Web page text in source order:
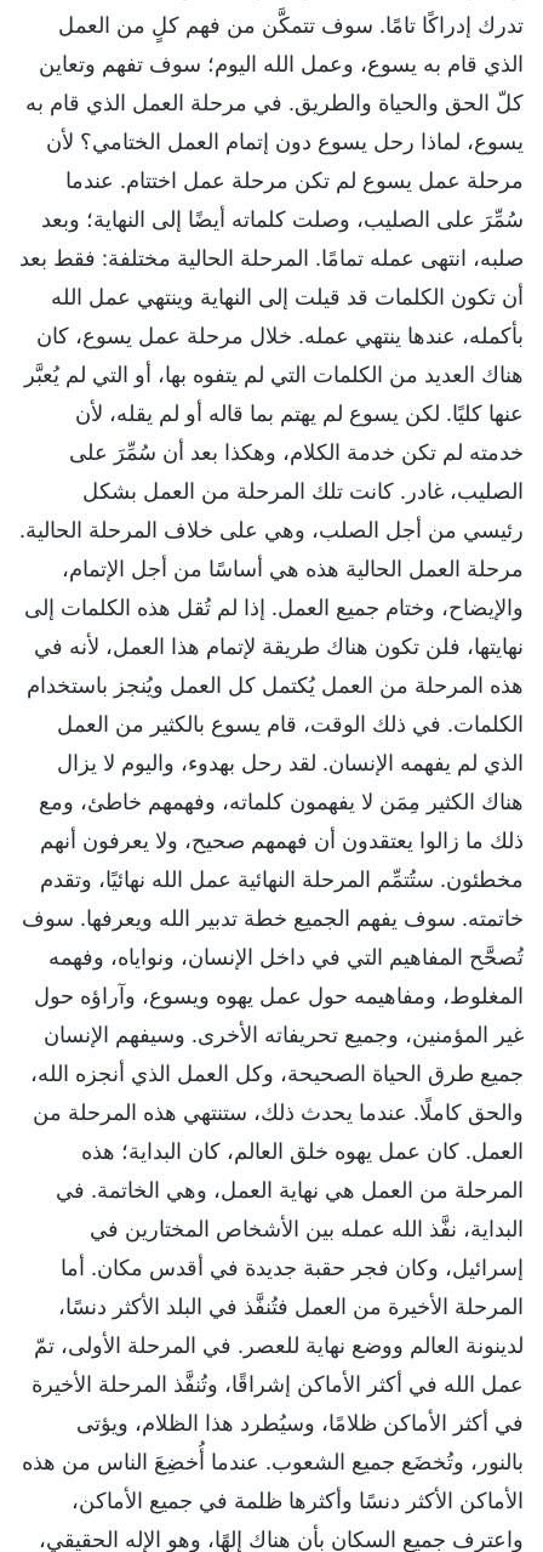
تدرك إدراكًا تامًا. سوف تتمكَّن من فهم كلٍ من العمل
الذي قام به يسوع، وعمل الله اليوم؛ سوف تفهم وتعاين
كلّ الحق والحياة والطريق. في مرحلة العمل الذي قام به
يسوع، لماذا رحل يسوع دون إتمام العمل الختامي؟ لأن
مرحلة عمل يسوع لم تكن مرحلة عمل اختتام. عندما
سُمِّرَ على الصليب، وصلت كلماته أيضًا إلى النهاية؛ وبعد
صلبه، انتهى عمله تمامًا. المرحلة الحالية مختلفة: فقط بعد
أن تكون الكلمات قد قيلت إلى النهاية وينتهي عمل الله
بأكمله، عندها ينتهي عمله. خلال مرحلة عمل يسوع، كان
هناك العديد من الكلمات التي لم يتفوه بها، أو التي لم يُعبَّر
عنها كليًا. لكن يسوع لم يهتم بما قاله أو لم يقله، لأن
خدمته لم تكن خدمة الكلام، وهكذا بعد أن سُمِّرَ على
الصليب، غادر. كانت تلك المرحلة من العمل بشكل
رئيسي من أجل الصلب، وهي على خلاف المرحلة الحالية.
مرحلة العمل الحالية هذه هي أساسًا من أجل الإتمام،
والإيضاح، وختام جميع العمل. إذا لم تُقل هذه الكلمات إلى
نهايتها، فلن تكون هناك طريقة لإتمام هذا العمل، لأنه في
هذه المرحلة من العمل يُكتمل كل العمل ويُنجز باستخدام
الكلمات. في ذلك الوقت، قام يسوع بالكثير من العمل
الذي لم يفهمه الإنسان. لقد رحل بهدوء، واليوم لا يزال
هناك الكثير مِمَن لا يفهمون كلماته، وفهمهم خاطئ، ومع
ذلك ما زالوا يعتقدون أن فهمهم صحيح، ولا يعرفون أنهم
مخطئون. ستُتمِّم المرحلة النهائية عمل الله نهائيًا، وتقدم
خاتمته. سوف يفهم الجميع خطة تدبير الله ويعرفها. سوف
تُصحَّح المفاهيم التي في داخل الإنسان، ونواياه، وفهمه
المغلوط، ومفاهيمه حول عمل يهوه ويسوع، وآراؤه حول
غير المؤمنين، وجميع تحريفاته الأخرى. وسيفهم الإنسان
جميع طرق الحياة الصحيحة، وكل العمل الذي أنجزه الله،
والحق كاملًا. عندما يحدث ذلك، ستنتهي هذه المرحلة من
العمل. كان عمل يهوه خلق العالم، كان البداية؛ هذه
المرحلة من العمل هي نهاية العمل، وهي الخاتمة. في
البداية، نفَّذ الله عمله بين الأشخاص المختارين في
إسرائيل، وكان فجر حقبة جديدة في أقدس مكان. أما
المرحلة الأخيرة من العمل فتُنفَّذ في البلد الأكثر دنسًا،
لدينونة العالم ووضع نهاية للعصر. في المرحلة الأولى، تمّ
عمل الله في أكثر الأماكن إشراقًا، وتُنفَّذ المرحلة الأخيرة
في أكثر الأماكن ظلامًا، وسيُطرد هذا الظلام، ويؤتى
بالنور، وتُخضَع جميع الشعوب. عندما أُخضِعَ الناس من هذه
الأماكن الأكثر دنسًا وأكثرها ظلمة في جميع الأماكن،
واعترف جميع السكان بأن هناك إلهًا، وهو الإله الحقيقي،